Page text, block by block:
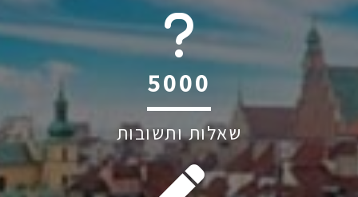
6045
שאלות ותשובות